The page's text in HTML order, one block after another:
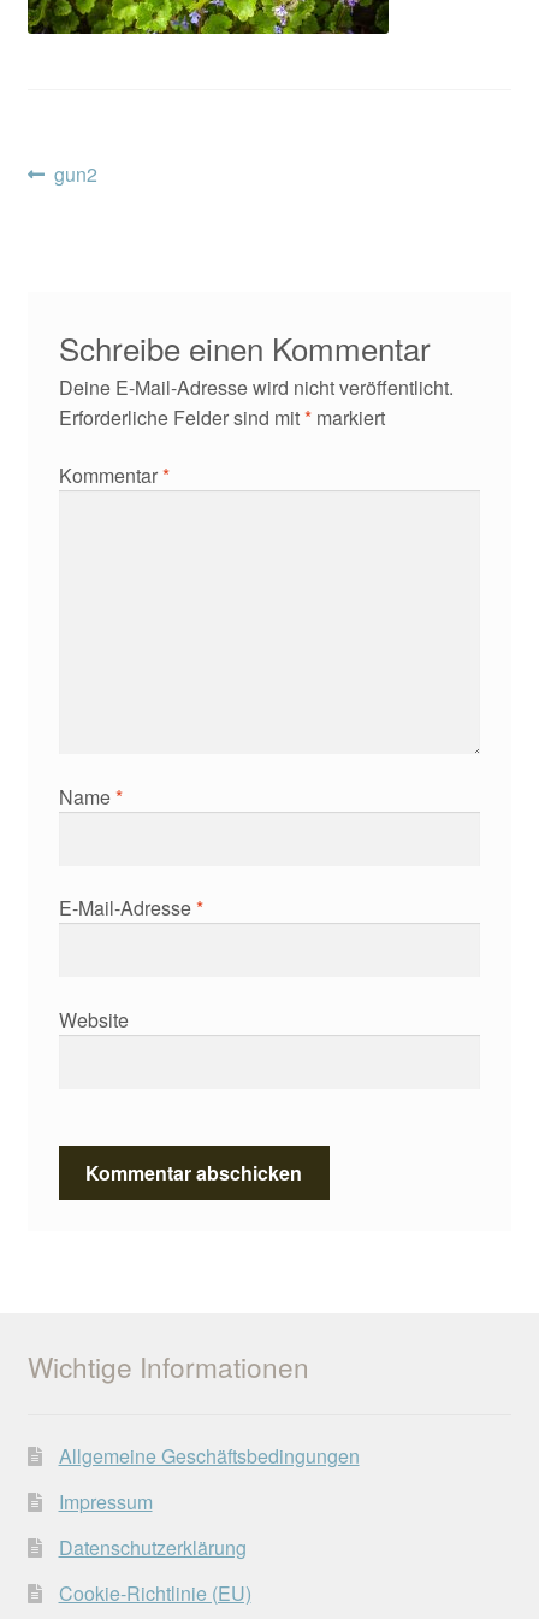
Beitragsnavigation
Vorheriger
gun2
Schreibe einen Kommentar
Deine E-Mail-Adresse wird nicht veröffentlicht.
Erforderliche Felder sind mit*markiert
Kommentar*
Name*
E-Mail-Adresse*
Website
Wichtige Informationen
Allgemeine Geschäftsbedingungen
Impressum
Datenschutzerklärung
Cookie-Richtlinie (EU)